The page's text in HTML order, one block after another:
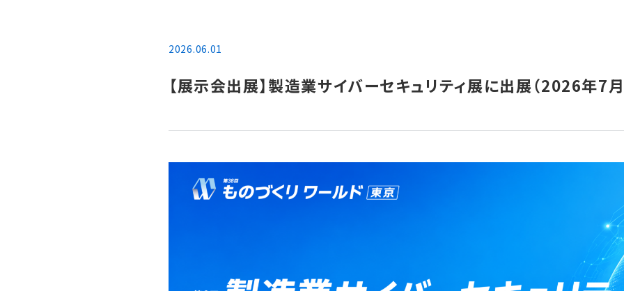
2026.06.01
【展示会出展】製造業サイバーセキュリティ展に出展（2026年7